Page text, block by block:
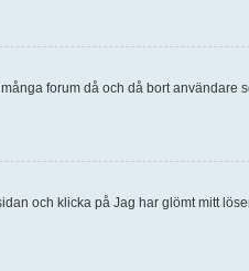
forum då och då bort användare
och klicka på Jag har glömt mitt